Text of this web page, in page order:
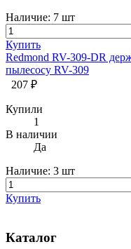
Наличие: 7 шт
Купить
Redmond RV-309-DR
пылесосу RV-309
207 ₽
Купили
1
В наличии
Да
Наличие: 3 шт
Купить
Каталог